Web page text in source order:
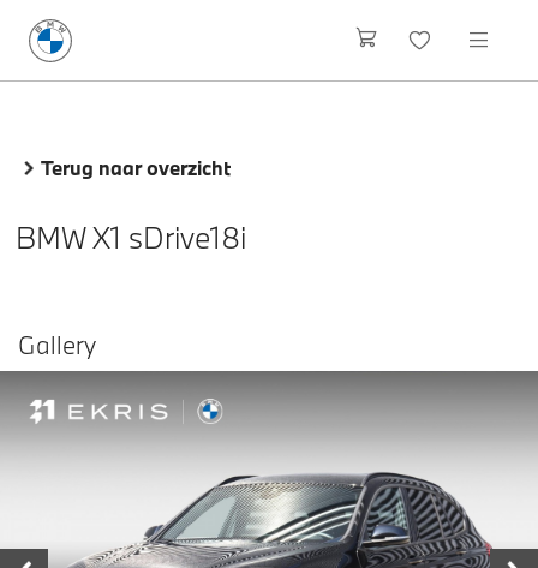
Terug naar overzicht
BMW X1 sDrive18i
Gallery